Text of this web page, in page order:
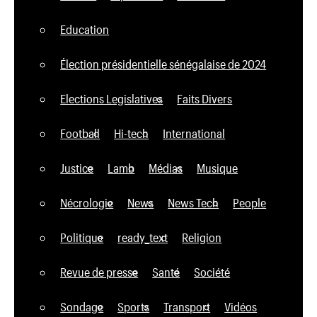
Education
Élection présidentielle sénégalaise de 2024
Elections Legislatives Faits Divers
Football Hi-tech International
Justice Lamb Médias Musique
Nécrologie News News Tech People
Politique ready_text Religion
Revue de presse Santé Société
Sondage Sports Transport Vidéos